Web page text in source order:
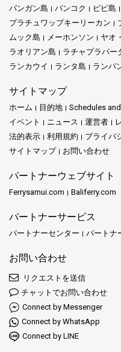
トラートに拠点を置く
通ブランドです。この会社
短距離フェリールートに特
は、スピード・安全性・快
ムーズな体験を提供するこ
提供されるサービス
Seudamgoは、トラートか
フェリーサービスを提供し
型フェリーで、従来のボー
座席、エアコン、清潔なト
ど）が整備されています。
す。
主な特徴
最新型カタマランによる高速
パンガン島
バンコク ピピ島
プラチュワップキーリーカン
ムック島
メーホンソン ヤオ
ラオリアン島
ラチャプラパー
ランカウイ
ランタ島 ランパ
サイトマップ
ホーム 目的地 Schedules
イベント
ニュース 運営者
法的表示
利用規約 プライバ
サイトマップ
お問い合わせ
パートナーウェブサイト
Ferrysamui.com Baliferry.com
パートナーサービス
パートナーセンター パートナ
お問い合わせ
リクエストを送信
チャットでお問い合わせ
Connect by Messenger
Connect by WhatsApp
Connect by LINE